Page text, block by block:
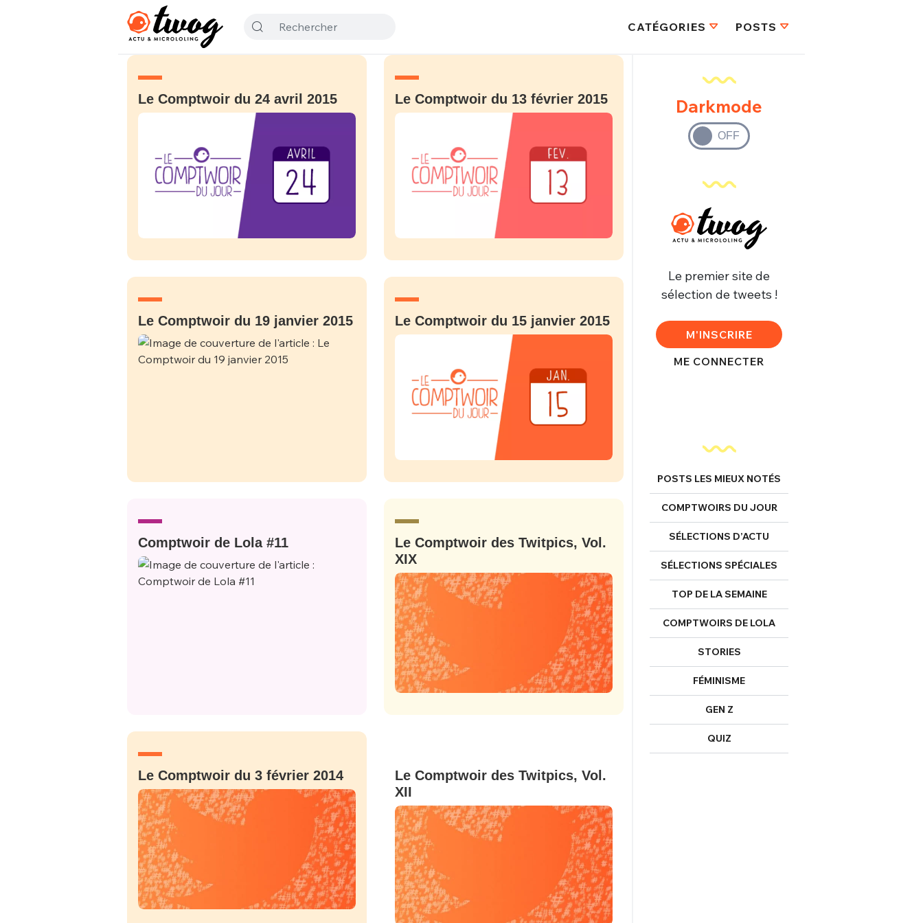
CATÉGORIES POSTS
Le Comptwoir du 24 avril 2015 Le Comptwoir du 13 février 2015
Le Comptwoir du 19 janvier 2015 Le Comptwoir du 15 janvier 2015
Comptwoir de Lola #11
Le Comptwoir des Twitpics, Vol.
XIX
Le Comptwoir du 3 février 2014
Le Comptwoir des Twitpics, Vol.
XII
Darkmode
Le premier site de
sélection de tweets !
M'INSCRIRE
ME CONNECTER
POSTS LES MIEUX NOTÉS
COMPTWOIRS DU JOUR
SÉLECTIONS D’ACTU
SÉLECTIONS SPÉCIALES
TOP DE LA SEMAINE
COMPTWOIRS DE LOLA
STORIES
FÉMINISME
GEN Z
QUIZ
Bienvenue ! Connexion